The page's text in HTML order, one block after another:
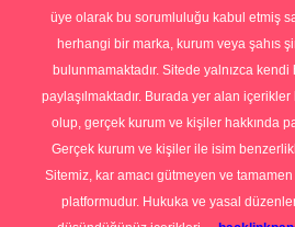
üye olarak bu sorumluluğu kabul etmiş
herhangi bir marka, kurum veya şahıs
bulunmamaktadır. Sitede yalnızca kendi
paylaşılmaktadır. Burada yer alan
olup, gerçek kurum ve kişiler hakkında
Gerçek kurum ve kişiler ile isim
Sitemiz, kar amacı gütmeyen ve
platformudur. Hukuka ve yasal